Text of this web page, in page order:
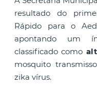
resultado do
Rápido para o
apontando um
classificado como
mosquito
zika vírus.